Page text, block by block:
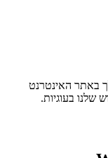
באתר האינטרנט
שלנו בעוגיות.